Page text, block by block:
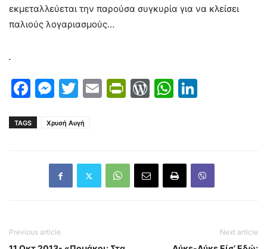
εκμεταλλεύεται την παρούσα συγκυρία για να κλείσει
παλιούς λογαριασμούς…
Facebook
Messenger
Twitter
EmailPrintFriendly
WordPress
WhatsApp
TAGS Χρυσή Αυγή
Previous article Next article